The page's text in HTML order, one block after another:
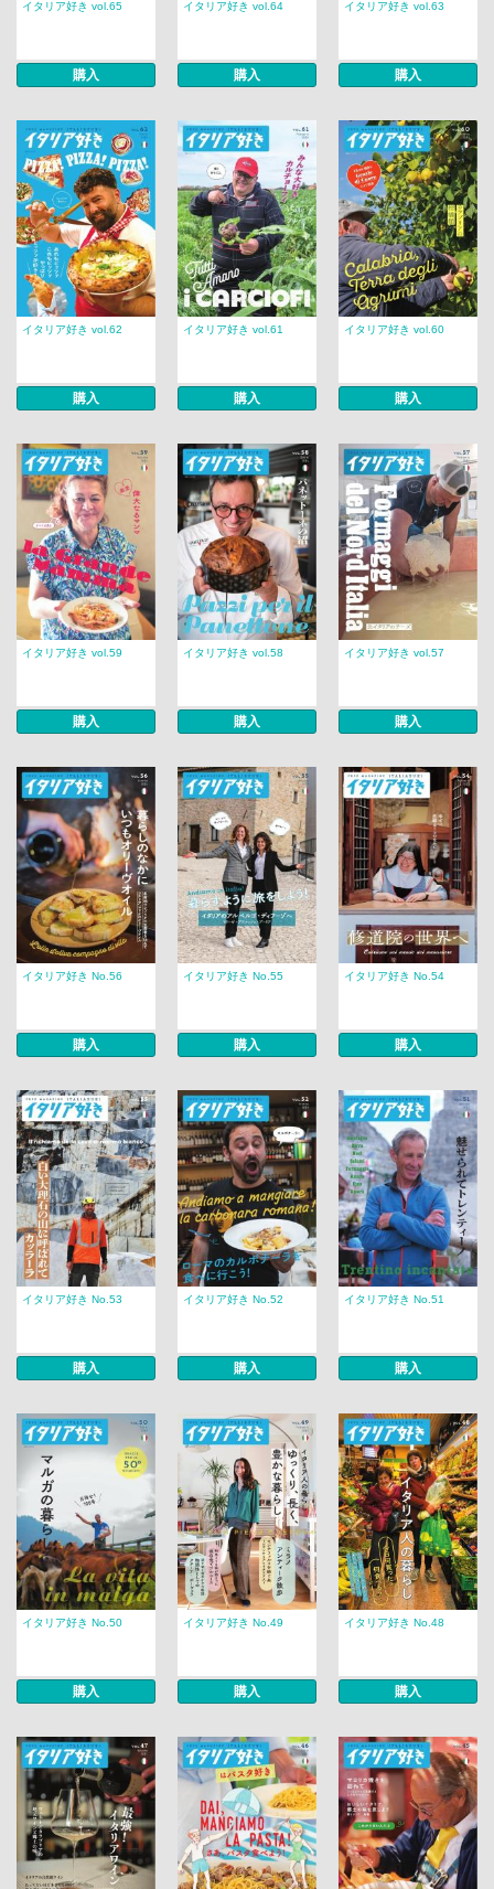
イタリア好き vol.65
購入
イタリア好き vol.64
購入
イタリア好き vol.63
購入
イタリア好き vol.62
購入
イタリア好き vol.61
購入
イタリア好き vol.60
購入
イタリア好き vol.59
購入
イタリア好き vol.58
購入
イタリア好き vol.57
購入
イタリア好き No.56
購入
イタリア好き No.55
購入
イタリア好き No.54
購入
イタリア好き No.53
購入
イタリア好き No.52
購入
イタリア好き No.51
購入
イタリア好き No.50
購入
イタリア好き No.49
購入
イタリア好き No.48
購入